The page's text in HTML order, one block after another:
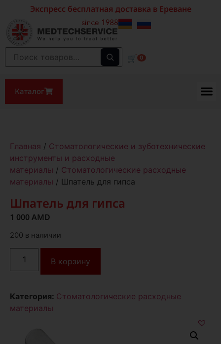
Экспресс бесплатная доставка в Ереване
🛒 0
Каталог
Главная / Стоматологические и зуботехнические
инструменты и расходные
материалы / Стоматологические расходные
материалы / Шпатель для гипса
Шпатель для гипса
1 000 AMD
200 в наличии
В корзину
Категория: Стоматологические расходные
материалы